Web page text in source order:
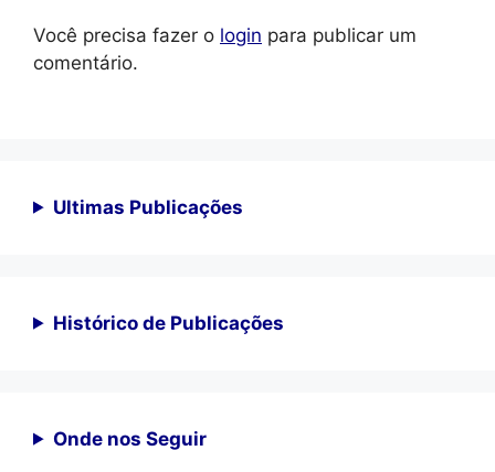
Você precisa fazer o login para publicar um
comentário.
Ultimas Publicações
Histórico de Publicações
Onde nos Seguir